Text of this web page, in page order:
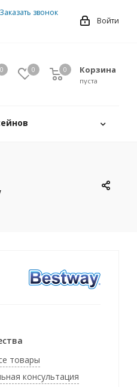
Войти
Заказать звонок
0 0 Корзина
0
пуста
0
товары
консультация